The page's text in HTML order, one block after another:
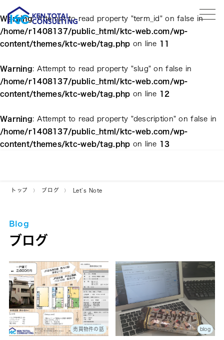
Warning: Attempt to read property "term_id" on false in
/home/r1408137/public_html/ktc-web.com/wp-
content/themes/ktc-web/tag.php on line 11
Warning: Attempt to read property "slug" on false in
/home/r1408137/public_html/ktc-web.com/wp-
content/themes/ktc-web/tag.php on line 12
Warning: Attempt to read property "description" on false in
/home/r1408137/public_html/ktc-web.com/wp-
content/themes/ktc-web/tag.php on line 13
トップ ブログ Let’s Note
Blog
ブログ
売買物件の話 blog